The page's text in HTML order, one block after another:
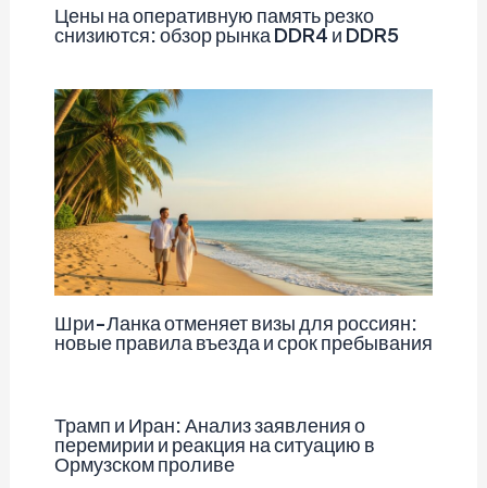
Цены на оперативную память резко
снизиются: обзор рынка DDR4 и DDR5
Шри-Ланка отменяет визы для россиян:
новые правила въезда и срок пребывания
Трамп и Иран: Анализ заявления о
перемирии и реакция на ситуацию в
Ормузском проливе